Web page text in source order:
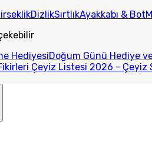
DizlikSırtlıkAyakkabı & Bot
HediyesiDoğum Günü Hediye
Çeyiz Listesi 2026 - Çeyiz